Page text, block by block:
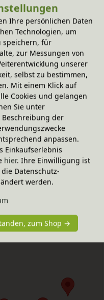
Ihre persönlichen Daten
Technologien, um
speichern, für
zur Messungen von
unserer
selbst zu bestimmen,
Mit einem Klick auf
Cookies und gelangen
Sie unter
der
anpassen.
Einkaufserlebnis
hier. Ihre Einwilligung ist
Datenschutz-
werden.
zum Shop →